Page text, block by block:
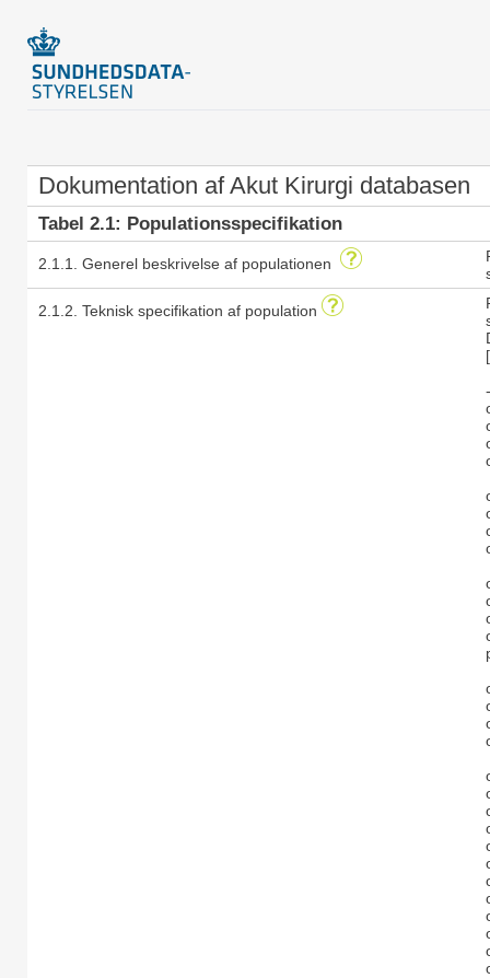
Dokumentation af Akut Kirurgi databasen
Tabel 2.1: Populationsspecifikation
2.1.1. Generel beskrivelse af populationen
2.1.2. Teknisk specifikation af population